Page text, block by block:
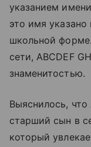
указанием
это имя
школьной
сети, ABCDEF
знаменитостью.
Выяснилось,
старший сын в
который